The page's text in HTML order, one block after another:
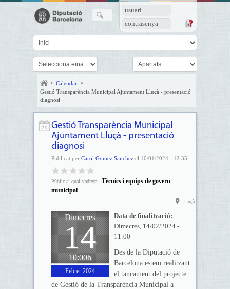
usuari
contrasenya
Calendari
Gestió Transparència Municipal Ajuntament Lluçà - presentació
diagnosi
Gestió Transparència Municipal
Ajuntament Lluçà - presentació
diagnosi
Publicat per Carol Gomez Sanchezel 10/01/2024 - 12:35
Públic al qual s'adreça:
Tècnics i equips de govern
municipal
Lluçà
Dimecres
14
10:00h
Febrer 2024
Data de finalització:
Dimecres, 14/02/2024 -
11:00
Des de la Diputació de
Barcelona estem realitzant
el tancament del projecte
de Gestió de la Transparència Municipal a